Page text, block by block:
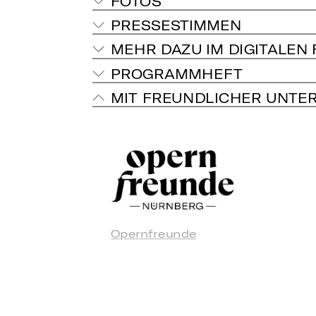
PRESSESTIMMEN
MEHR DAZU IM DIGITALEN
PROGRAMMHEFT
MIT FREUNDLICHER
Opernfreunde